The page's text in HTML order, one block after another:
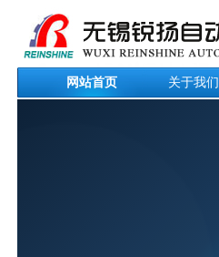
网站首页 关于我们